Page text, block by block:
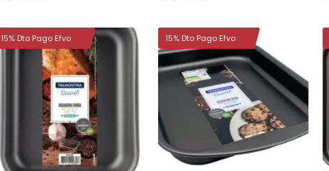
15% Dto Pago Efvo
Añadir
a la
lista de
deseos
15% Dto Pago Efvo